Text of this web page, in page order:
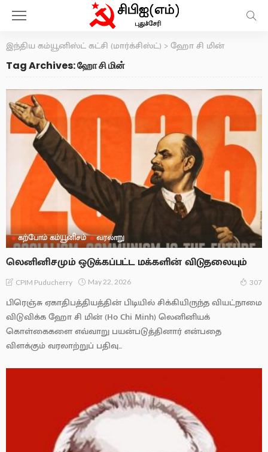
இந்திய கம்யூனிஸ்ட் கட்சி (மார்க்சிஸ்ட்) >ஹோ சி மின்
Tag Archives: ஹோ சி மின்
கற்போம் கம்யூனிசம் வரலாறு
லெனினிசமும் ஒடுக்கப்பட்ட மக்களின் விடுதலையும்
CPIM Puducherry May 22, 2026 307
பிரெஞ்சு ஏகாதிபத்தியத்தின் பிடியில் சிக்கியிருந்த வியட்நாமை
விடுவிக்க ஹோ சி மின் (Ho Chi Minh) லெனினியக்
கொள்கைகளை எவ்வாறு பயன்படுத்தினார் என்பதை
விளக்கும் வரலாற்றுப் பதிவு...